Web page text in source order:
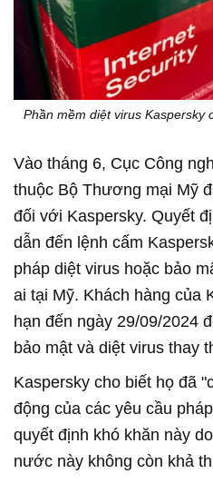
Phần mềm diệt virus Kaspersky
Vào tháng 6, Cục Công
thuộc Bộ Thương mại Mỹ
đối với Kaspersky. Quyết
dẫn đến lệnh cấm
pháp diệt virus hoặc bảo
ai tại Mỹ. Khách hàng của
hạn đến ngày 29/09/2024
bảo mật và diệt virus thay
Kaspersky cho biết họ đã
động của các yêu cầu
quyết định khó khăn này
nước này không còn khả